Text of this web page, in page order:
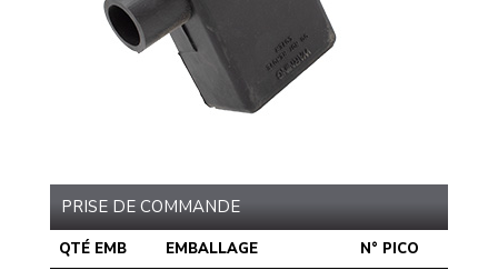
PRISE DE COMMANDE
QTÉ EMB EMBALLAGE N° PICO